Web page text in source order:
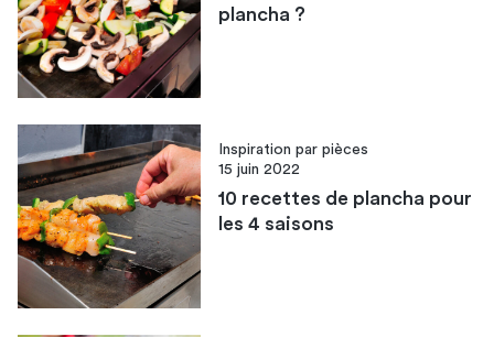
plancha ?
Inspiration par pièces
15 juin 2022
10 recettes de plancha pour
les 4 saisons